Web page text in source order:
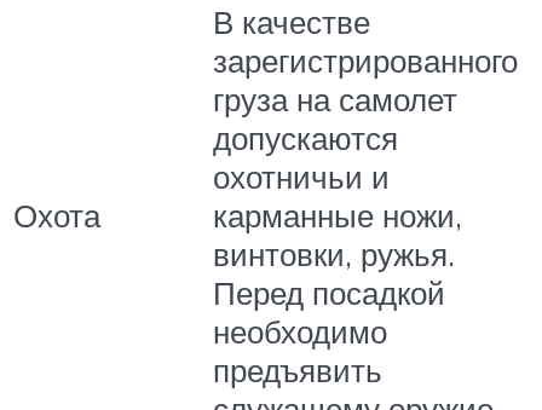
Охота
В качестве
зарегистрированного
груза на самолет
допускаются
охотничьи и
карманные ножи,
винтовки, ружья.
Перед посадкой
необходимо
предъявить